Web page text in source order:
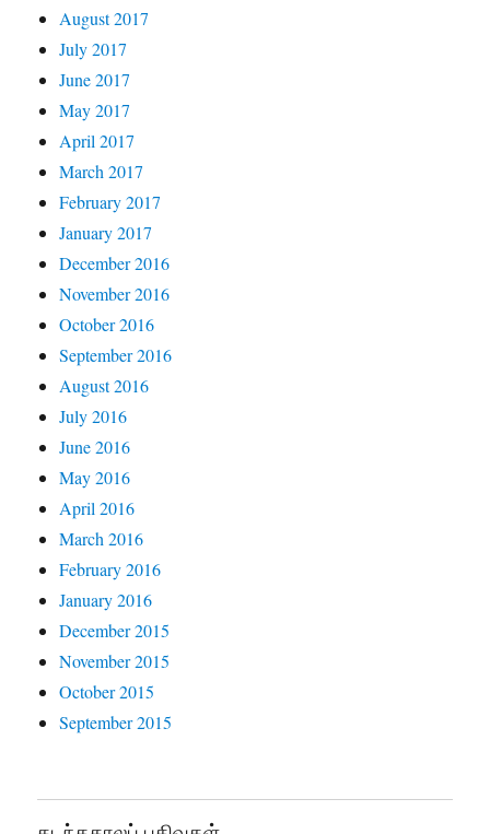
August 2017
July 2017
June 2017
May 2017
April 2017
March 2017
February 2017
January 2017
December 2016
November 2016
October 2016
September 2016
August 2016
July 2016
June 2016
May 2016
April 2016
March 2016
February 2016
January 2016
December 2015
November 2015
October 2015
September 2015